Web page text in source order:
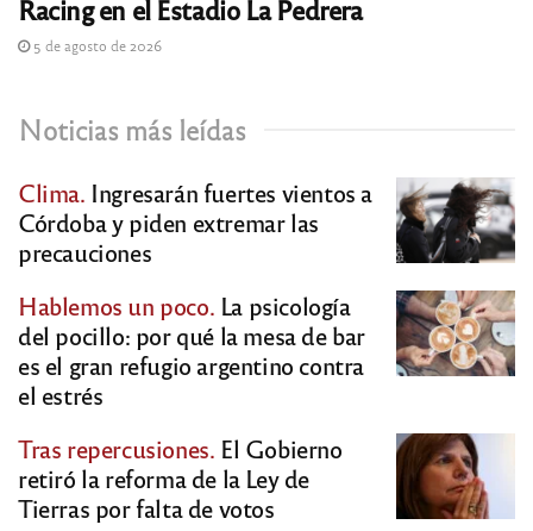
Racing en el Estadio La Pedrera
5 de agosto de 2026
Noticias más leídas
Clima. Ingresarán fuertes vientos a
Córdoba y piden extremar las
precauciones
Hablemos un poco. La psicología
del pocillo: por qué la mesa de bar
es el gran refugio argentino contra
el estrés
Tras repercusiones. El Gobierno
retiró la reforma de la Ley de
Tierras por falta de votos